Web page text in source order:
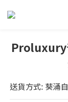
Proluxury
送貨方式: 葵涌